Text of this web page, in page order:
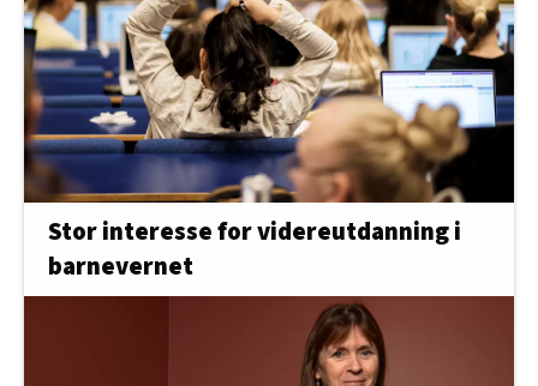
Stor interesse for videreutdanning i
barnevernet